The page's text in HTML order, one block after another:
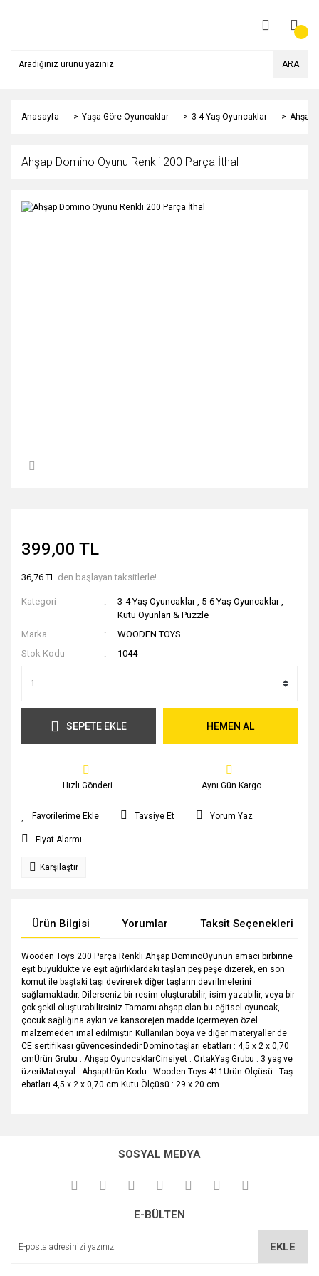
ARA
Anasayfa Yaşa Göre Oyuncaklar 3-4 Yaş Oyuncaklar Ahşap
Ahşap Domino Oyunu Renkli 200 Parça İthal
399,00 TL
36,76 TL den başlayan taksitlerle!
Kategori 3-4 Yaş Oyuncaklar , 5-6 Yaş Oyuncaklar ,
Kutu Oyunları & Puzzle
Marka
WOODEN TOYS
Stok Kodu
1044
SEPETE EKLE HEMEN AL
Hızlı Gönderi Aynı Gün Kargo
Tavsiye Et Yorum Yaz
Fiyat Alarmı
Karşılaştır
Ürün Bilgisi Yorumlar Taksit Seçenekleri
Wooden Toys 200 Parça Renkli Ahşap DominoOyunun amacı birbirine
eşit büyüklükte ve eşit ağırlıklardaki taşları peş peşe dizerek, en son
komut ile baştaki taşı devirerek diğer taşların devrilmelerini
sağlamaktadır. Dilerseniz bir resim oluşturabilir, isim yazabilir, veya bir
çok şekil oluşturabilirsiniz.Tamamı ahşap olan bu eğitsel oyuncak,
çocuk sağlığına aykırı ve kansorejen madde içermeyen özel
malzemeden imal edilmiştir. Kullanılan boya ve diğer materyaller de
CE sertifikası güvencesindedir.Domino taşları ebatları : 4,5 x 2 x 0,70
cmÜrün Grubu : Ahşap OyuncaklarCinsiyet : OrtakYaş Grubu : 3 yaş ve
üzeriMateryal : AhşapÜrün Kodu : Wooden Toys 411Ürün Ölçüsü : Taş
ebatları 4,5 x 2 x 0,70 cm Kutu Ölçüsü : 29 x 20 cm
kullanarak tarafımıza iletebilirsiniz.
Görüş ve önerileriniz için teşekkür ederiz.
Ürün açıklamasında eksik bilgiler bulunuyor.
SOSYAL MEDYA
E-BÜLTEN
EKLE